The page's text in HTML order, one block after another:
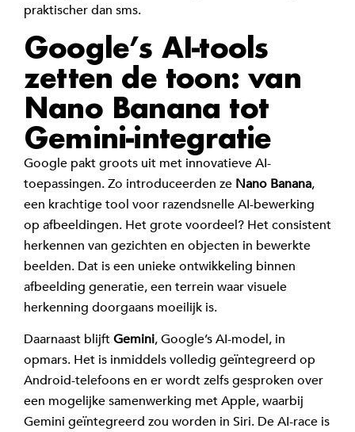
praktischer dan sms.
Google’s AI-tools
zetten de toon: van
Nano Banana tot
Gemini-integratie
Google pakt groots uit met innovatieve AI-
toepassingen. Zo introduceerden ze Nano Banana,
een krachtige tool voor razendsnelle AI-bewerking
op afbeeldingen. Het grote voordeel? Het consistent
herkennen van gezichten en objecten in bewerkte
beelden. Dat is een unieke ontwikkeling binnen
afbeelding generatie, een terrein waar visuele
herkenning doorgaans moeilijk is.
Daarnaast blijftGemini, Google’s AI-model, in
opmars. Het is inmiddels volledig geïntegreerd op
Android-telefoons en er wordt zelfs gesproken over
een mogelijke samenwerking met Apple, waarbij
Gemini geïntegreerd zou worden in Siri. De AI-race is